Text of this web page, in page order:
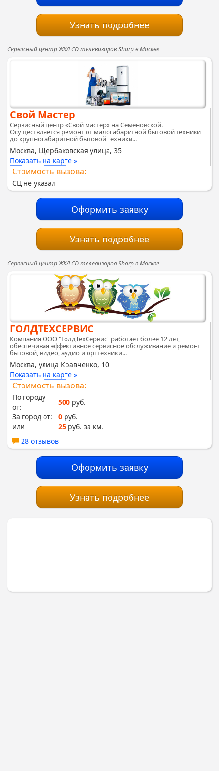
Узнать подробнее
Сервисный центр ЖК/LCD телевизоров Sharp в Москве
Свой Мастер
Сервисный центр «Свой мастер» на Семеновской.
Осуществляется ремонт от малогабаритной бытовой техники
до крупногабаритной бытовой техники...
Москва, Щербаковская улица, 35
Показать на карте »
Стоимость вызова:
СЦ не указал
Оформить заявку
Узнать подробнее
Сервисный центр ЖК/LCD телевизоров Sharp в Москве
ГОЛДТЕХСЕРВИС
Компания ООО "ГолдТехСервис" работает более 12 лет,
обеспечивая эффективное сервисное обслуживание и ремонт
бытовой, видео, аудио и оргтехники...
Москва, улица Кравченко, 10
Показать на карте »
Стоимость вызова:
По городу
от:
500 руб.
За город от:
0 руб.
или
25 руб. за км.
28 отзывов
Оформить заявку
Узнать подробнее